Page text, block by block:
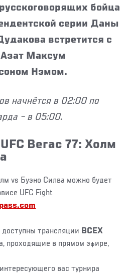
бойца
серии Даны
встретится с
Азат Максум
Нэмом.
начнётся в 02:00 по
– в 05:00.
Вегас 77: Холм
vs Буэно Силва можно будет
UFC Fight
трансляции ВСЕХ
проходящие в прямом эфире,
вас турнира